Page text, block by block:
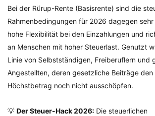
Bei der Rürup-Rente (Basisrente) sind die
Rahmenbedingungen für 2026 dagegen
hohe Flexibilität bei den Einzahlungen und
an Menschen mit hoher Steuerlast. Genutzt
Linie von Selbstständigen, Freiberuflern und
Angestellten, deren gesetzliche Beiträge den
Höchstbetrag noch nicht ausschöpfen.
💡 Der Steuer-Hack 2026: Die steuerlichen